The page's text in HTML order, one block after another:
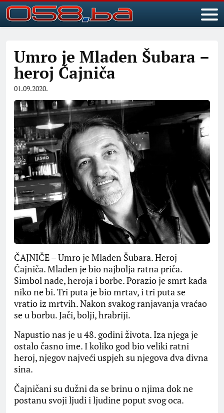
Umro je Mladen Šubara –
heroj Čajniča
01.09.2020.
ČAJNIČE – Umro je Mladen Šubara. Heroj
Čajniča. Mladen je bio najbolja ratna priča.
Simbol nade, heroja i borbe. Porazio je smrt kada
niko ne bi. Tri puta je bio mrtav, i tri puta se
vratio iz mrtvih. Nakon svakog ranjavanja vraćao
se u borbu. Jači, bolji, hrabriji.
Napustio nas je u 48. godini života. Iza njega je
ostalo časno ime. I koliko god bio veliki ratni
heroj, njegov najveći uspjeh su njegova dva divna
sina.
Čajničani su dužni da se brinu o njima dok ne
postanu svoji ljudi i ljudine poput svog oca.